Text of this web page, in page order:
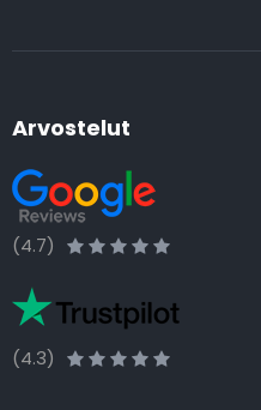
Arvostelut
(4.7)
(4.3)